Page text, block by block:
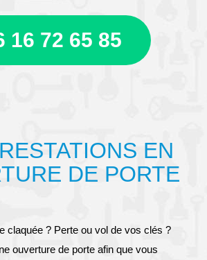
16 72 65 85
EN
DE PORTE
claquée ? Perte ou vol de vos clés ?
ouverture de porte afin que vous